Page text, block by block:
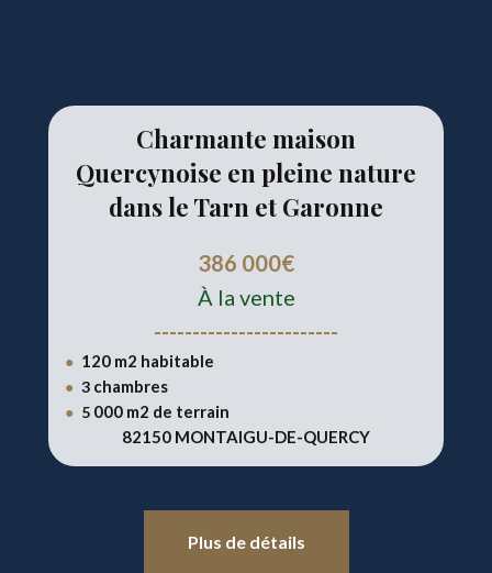
Charmante maison
Quercynoise en pleine nature
dans le Tarn et Garonne
386 000€
À la vente
------------------------
● 120 m2 habitable
● 3 chambres
● 5 000 m2 de terrain
82150 MONTAIGU-DE-QUERCY
Plus de détails